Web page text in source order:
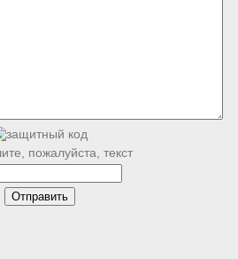
пожалуйста, текст